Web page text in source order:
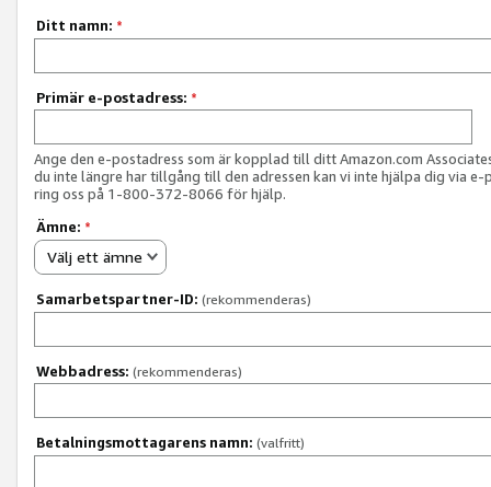
Ditt namn: *
Primär e-postadress: *
Ange den e-postadress som är kopplad till ditt Amazon.com
du inte längre har tillgång till den adressen kan vi inte hjälpa dig via e-
ring oss på 1-800-372-8066 för hjälp.
Ämne: *
Välj ett ämne
Samarbetspartner-ID: (rekommenderas)
Webbadress: (rekommenderas)
Betalningsmottagarens namn: (valfritt)